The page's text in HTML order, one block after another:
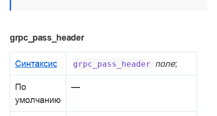
grpc_pass_header
Синтаксис grpc_pass_header поле;
По
умолчанию
—